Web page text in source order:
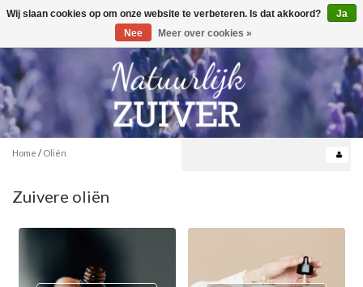
Toggle
0
Home / Oliën
Zuivere oliën
Wij slaan cookies op om onze website te verbeteren. Is dat akkoord?
Ja
Nee
Meer over cookies »